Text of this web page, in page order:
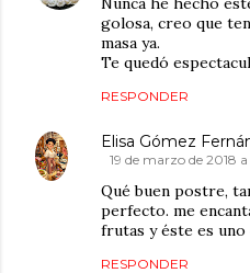
golosa, creo que
masa ya.
Te quedó
RESPONDER
Elisa Gómez
19 de marzo de 2018 a
Qué buen postre,
perfecto. me
frutas y éste es uno
RESPONDER